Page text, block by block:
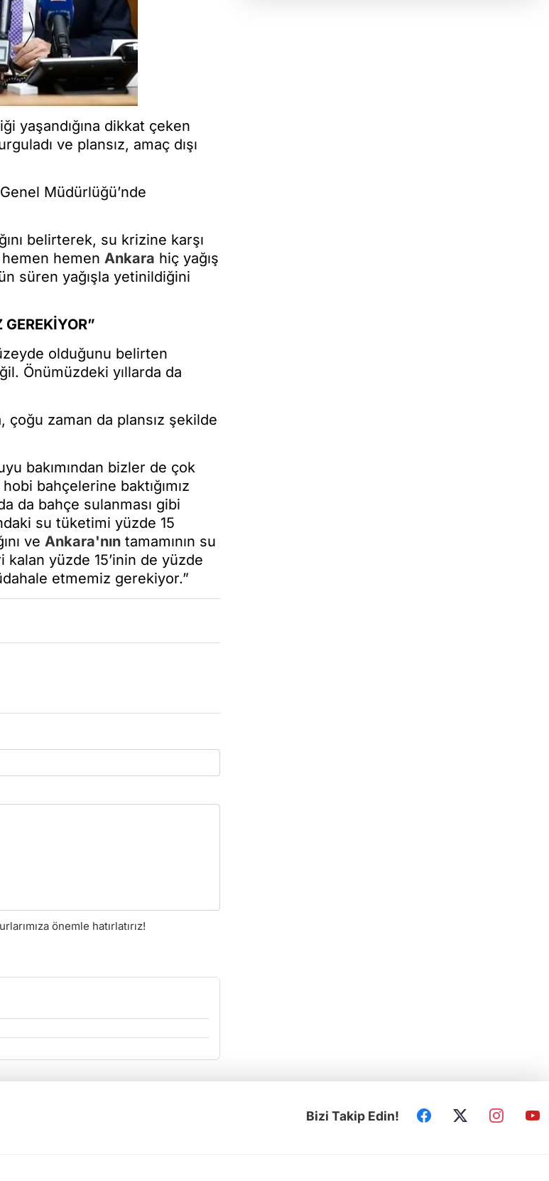
yaşandığına dikkat çeken
ve plansız, amaç dışı
Müdürlüğü’nde
belirterek, su krizine karşı
hemen Ankara hiç yağış
süren yağışla yetinildiğini
olduğunu belirten
Önümüzdeki yıllarda da
çoğu zaman da plansız şekilde
bakımından bizler de çok
hobi bahçelerine baktığımız
da bahçe sulanması gibi
su tüketimi yüzde 15
ve Ankara'nın tamamının su
kalan yüzde 15’inin de yüzde
etmemiz gerekiyor.”
önemle hatırlatırız!
Bizi Takip Edin!